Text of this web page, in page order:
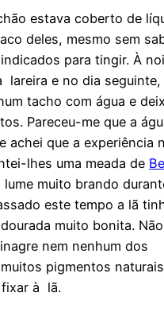
estava coberto de
deles, mesmo sem
para tingir. À
lareira e no dia seguinte,
tacho com água e
Pareceu-me que a
achei que a experiência
lhes uma meada de
muito brando
este tempo a lã
muito bonita.
nem nenhum dos
pigmentos naturais
fixar à lã.